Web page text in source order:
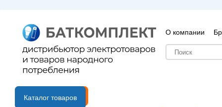
О компании
B2B портал
Каталог товаров